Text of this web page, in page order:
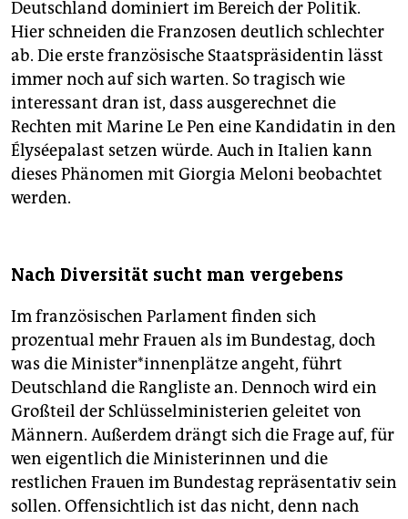
Deutschland dominiert im Bereich der Politik.
Hier schneiden die Franzosen deutlich schlechter
ab. Die erste französische Staatspräsidentin lässt
immer noch auf sich warten. So tragisch wie
interessant dran ist, dass ausgerechnet die
Rechten mit Marine Le Pen eine Kandidatin in den
Élyséepalast setzen würde. Auch in Italien kann
dieses Phänomen mit Giorgia Meloni beobachtet
werden.
Nach Diversität sucht man vergebens
Im französischen Parlament finden sich
prozentual mehr Frauen als im Bundestag, doch
was die Mi­nis­te­r*in­nen­plät­ze angeht, führt
Deutschland die Rangliste an. Dennoch wird ein
Großteil der Schlüsselministerien geleitet von
Männern. Außerdem drängt sich die Frage auf, für
wen eigentlich die Ministerinnen und die
restlichen Frauen im Bundestag repräsentativ sein
sollen. Offensichtlich ist das nicht, denn nach